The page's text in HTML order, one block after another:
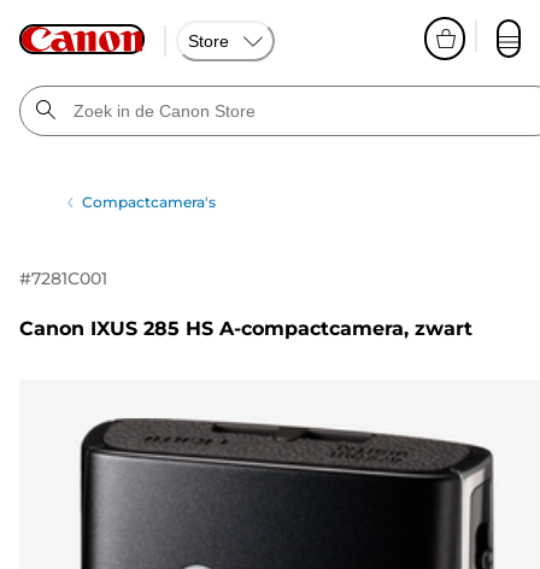
Store
Compactcamera's
#7281C001
Canon IXUS 285 HS A-compactcamera, zwart